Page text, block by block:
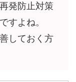
発防止対策
すよね。
しておく方